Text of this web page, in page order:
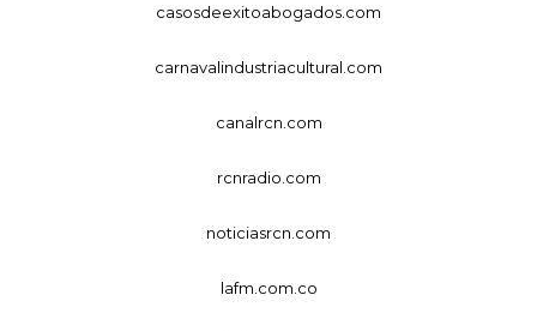
casosdeexitoabogados.com
carnavalindustriacultural.com
canalrcn.com
rcnradio.com
noticiasrcn.com
lafm.com.co